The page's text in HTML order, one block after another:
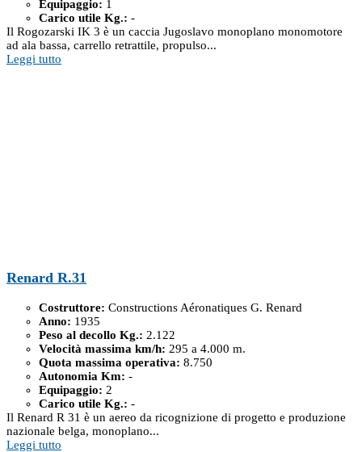
Equipaggio: 1
Carico utile Kg.: -
Il Rogozarski IK 3 è un caccia Jugoslavo monoplano monomotore
ad ala bassa, carrello retrattile, propulso...
Leggi tutto
Renard R.31
Costruttore: Constructions Aéronatiques G. Renard
Anno: 1935
Peso al decollo Kg.: 2.122
Velocità massima km/h: 295 a 4.000 m.
Quota massima operativa: 8.750
Autonomia Km: -
Equipaggio: 2
Carico utile Kg.: -
Il Renard R 31 è un aereo da ricognizione di progetto e produzione
nazionale belga, monoplano...
Leggi tutto